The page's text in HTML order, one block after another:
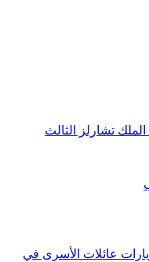
تشارلز الثالث
عائلات الأسرى في